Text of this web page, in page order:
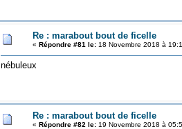
Re : marabout bout de ficelle
« Répondre #81 le:18 Novembre 2018 à
nébuleux
Re : marabout bout de ficelle
« Répondre #82 le:19 Novembre 2018 à